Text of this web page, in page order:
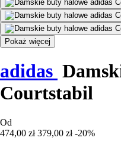
Pokaż więcej
adidas
Courtstabil
Od
474,00 zł 379,00 zł -20%